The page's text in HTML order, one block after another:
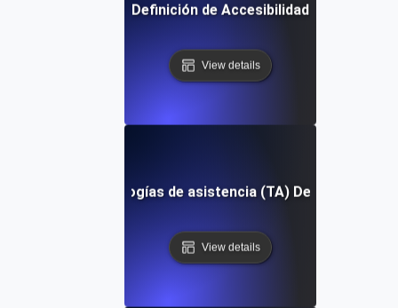
Definición de Accesibilidad
View details
Tecnologías de asistencia (TA) Definición
View details